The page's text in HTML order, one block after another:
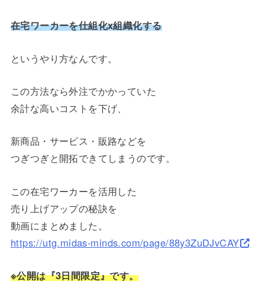
在宅ワーカーを仕組化x組織化する
というやり方なんです。
この方法なら外注でかかっていた
余計な高いコストを下げ、
新商品・サービス・販路などを
つぎつぎと開拓できてしまうのです。
この在宅ワーカーを活用した
売り上げアップの秘訣を
動画にまとめました。
https://utg.midas-minds.com/page/88y3ZuDJvCAY
※公開は『3日間限定』です。